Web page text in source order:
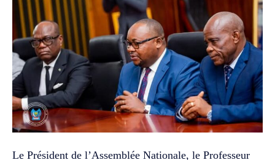
Le Président de l’Assemblée Nationale, le Professeur